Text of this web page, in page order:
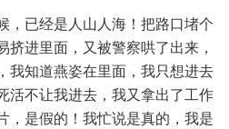
，已经是人山人海！把路口堵个
挤进里面，又被警察哄了出来，
我知道燕姿在里面，我只想进去
活不让我进去，我又拿出了工作
，是假的！我忙说是真的，我是